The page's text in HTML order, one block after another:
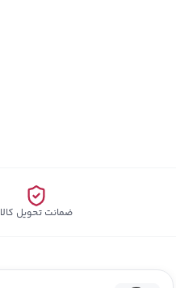
ضمانت تحویل کالا